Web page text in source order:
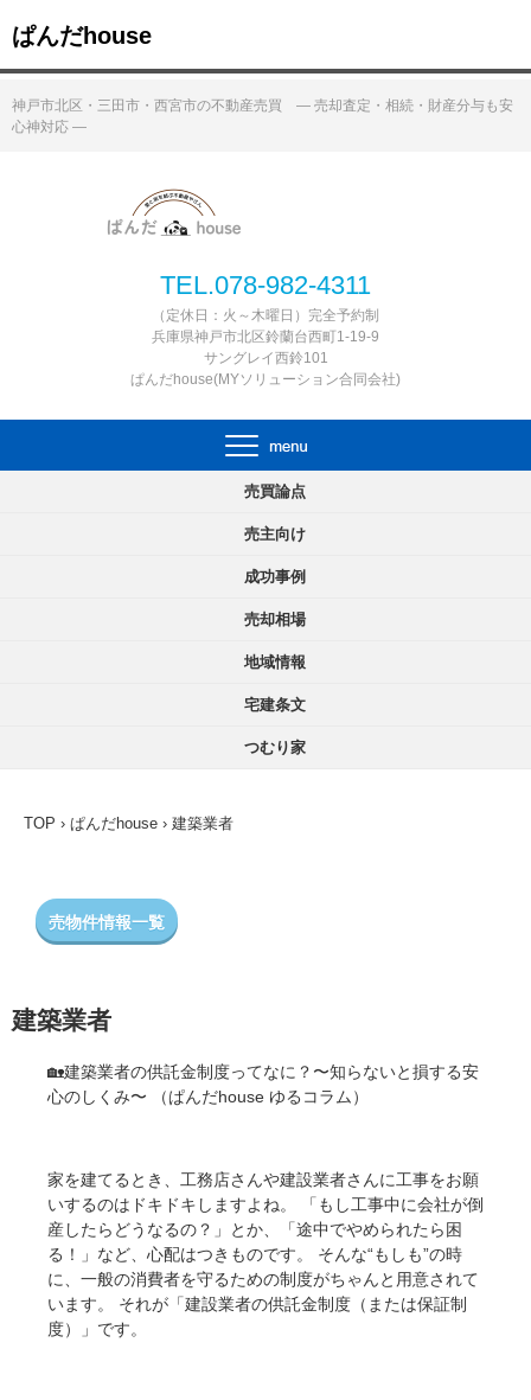
ぱんだhouse
神戸市北区・三田市・西宮市の不動産売買 ― 売却査定・相続・財産分与も安
心神対応 ―
TEL.078-982-4311
（定休日：火～木曜日）完全予約制
兵庫県神戸市北区鈴蘭台西町1-19-9
サングレイ西鈴101
ぱんだhouse(MYソリューション合同会社)
売買論点
売主向け
成功事例
売却相場
地域情報
宅建条文
つむり家
TOP › ぱんだhouse › 建築業者
売物件情報一覧
建築業者
🏡建築業者の供託金制度ってなに？〜知らないと損する安
心のしくみ〜 （ぱんだhouse ゆるコラム）
家を建てるとき、工務店さんや建設業者さんに工事をお願
いするのはドキドキしますよね。 「もし工事中に会社が倒
産したらどうなるの？」とか、「途中でやめられたら困
る！」など、心配はつきものです。 そんな“もしも”の時
に、一般の消費者を守るための制度がちゃんと用意されて
います。 それが「建設業者の供託金制度（または保証制
度）」です。